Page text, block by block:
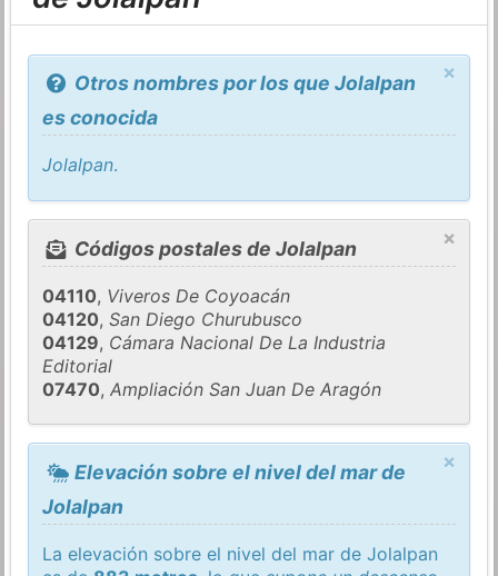
×
Otros nombres por los que Jolalpan
es conocida
Jolalpan.
×
Códigos postales de Jolalpan
04110, Viveros De Coyoacán
04120,San Diego Churubusco
04129, Cámara Nacional De La Industria
Editorial
07470,Ampliación San Juan De Aragón
×
Elevación sobre el nivel del mar de
Jolalpan
La elevación sobre el nivel del mar de Jolalpan